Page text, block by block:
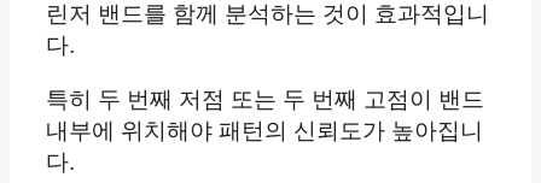
린저 밴드를 함께 분석하는 것이 효과적입니
다.
특히 두 번째 저점 또는 두 번째 고점이 밴드
내부에 위치해야 패턴의 신뢰도가 높아집니
다.